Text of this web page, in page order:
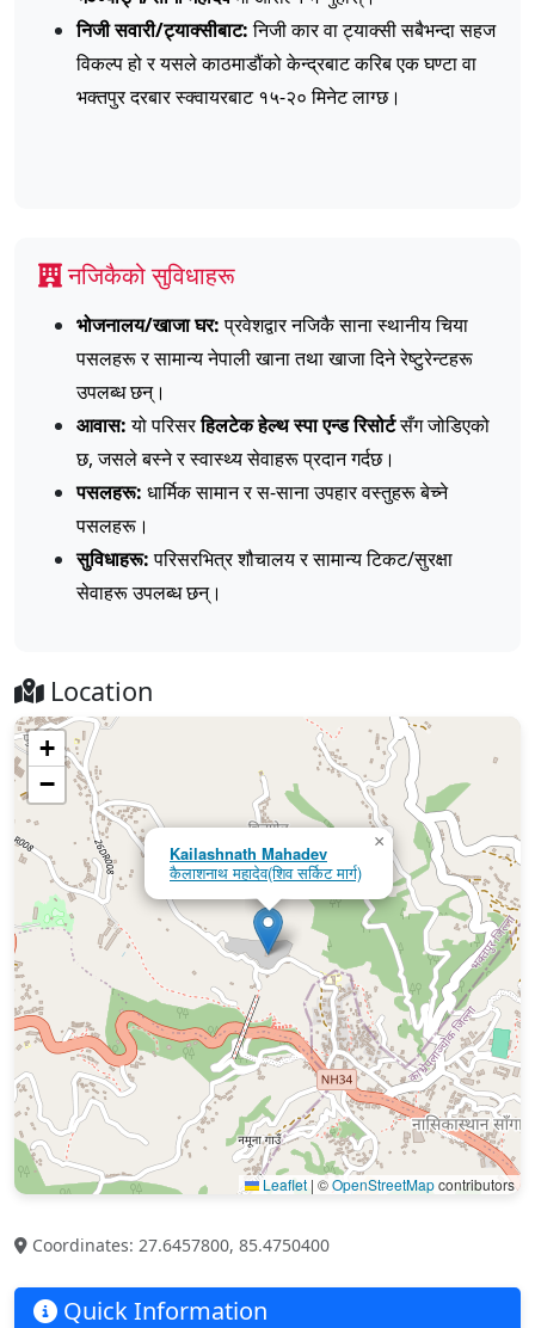
निजी सवारी/ट्याक्सीबाट:निजी कार वा ट्याक्सी सबैभन्दा सहज
विकल्प हो र यसले काठमाडौंको केन्द्रबाट करिब एक घण्टा वा
भक्तपुर दरबार स्क्वायरबाट १५-२० मिनेट लाग्छ।
नजिकैको सुविधाहरू
भोजनालय/खाजा घर:प्रवेशद्वार नजिकै साना स्थानीय चिया
पसलहरू र सामान्य नेपाली खाना तथा खाजा दिने रेष्टुरेन्टहरू
उपलब्ध छन्।
आवास:यो परिसरहिलटेक हेल्थ स्पा एन्ड रिसोर्टसँग जोडिएको
छ, जसले बस्ने र स्वास्थ्य सेवाहरू प्रदान गर्दछ।
पसलहरू: धार्मिक सामान र स-साना उपहार वस्तुहरू बेच्ने
पसलहरू।
सुविधाहरू:परिसरभित्र शौचालय र सामान्य टिकट/सुरक्षा
सेवाहरू उपलब्ध छन्।
Location
Kailashnath Mahadev
कैलाशनाथ महादेव(शिव सर्किट मार्ग)
×
+
−
Leaflet | ©OpenStreetMapcontributors
Coordinates: 27.6457800, 85.4750400
Quick Information